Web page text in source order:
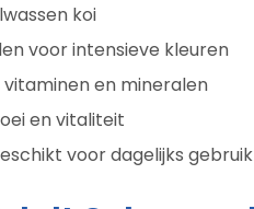
koi
voor intensieve kleuren
en mineralen
en vitaliteit
voor dagelijks gebruik